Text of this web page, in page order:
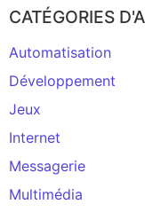
CATÉGORIES
Automatisation
Développement
Jeux
Internet
Messagerie
Multimédia